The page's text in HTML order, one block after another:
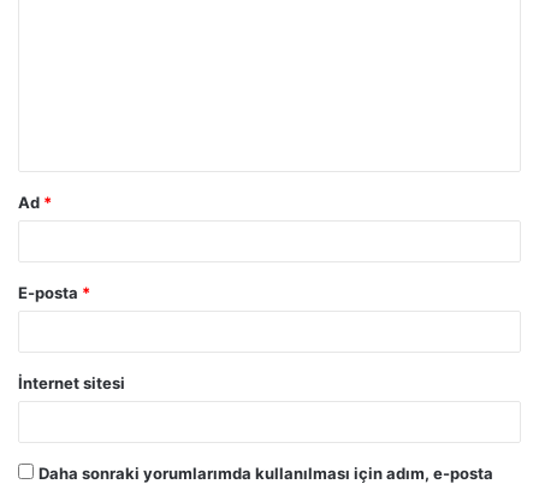
Ad *
E-posta *
İnternet sitesi
Daha sonraki yorumlarımda kullanılması için adım, e-posta